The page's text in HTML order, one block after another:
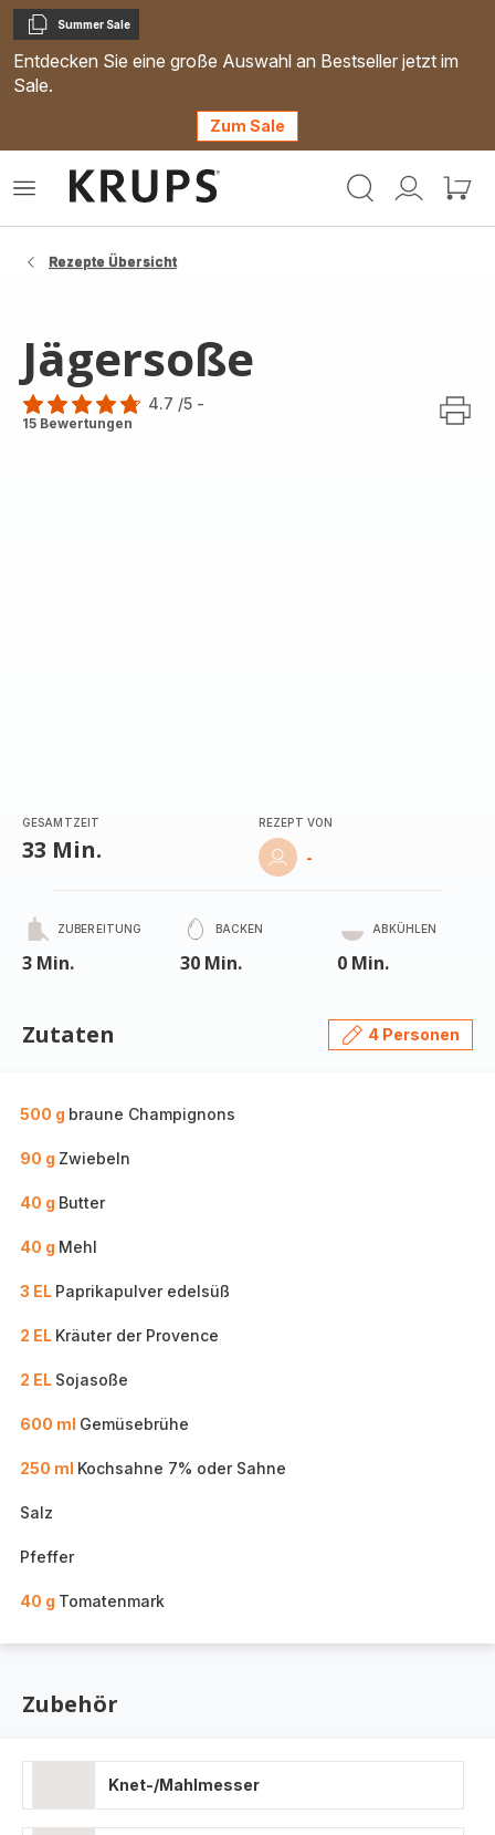
Kopieren
Summer Sale
Entdecken Sie eine große Auswahl an Bestseller jetzt im
Sale.
Zum Sale
Mein
Mein
Das
Rezepte Übersicht
Jägersoße
ratings.4.7
4.7 /5 -
15 Bewertungen
GESAMTZEIT
33 Min.
REZEPT VON
-
ZUBEREITUNG
3 Min.
BACKEN
30 Min.
ABKÜHLEN
0 Min.
Zutaten 4 Personen
500 g braune Champignons
90 g Zwiebeln
40 g Butter
40 g Mehl
3 EL Paprikapulver edelsüß
2 EL Kräuter der Provence
2 EL Sojasoße
600 ml Gemüsebrühe
250 ml Kochsahne 7% oder Sahne
Salz
Pfeffer
40 g Tomatenmark
Zubehör
Knet-/Mahlmesser